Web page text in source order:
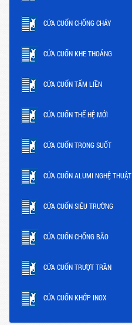
CỬA CUỐN CHỐNG CHÁY
CỬA CUỐN KHE THOÁNG
CỬA CUỐN TẤM LIỀN
CỬA CUỐN THẾ HỆ MỚI
CỬA CUỐN TRONG SUỐT
CỬA CUỐN ALUMI NGHỆ THUẬT
CỬA CUỐN SIÊU TRƯỜNG
CỬA CUỐN CHỐNG BÃO
CỬA CUỐN TRƯỢT TRẦN
CỬA CUỐN KHỚP INOX